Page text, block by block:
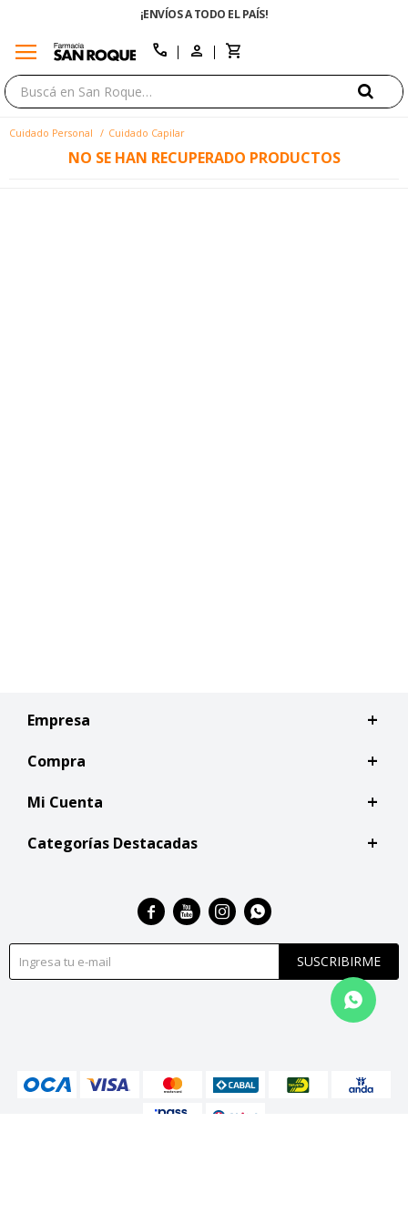
¡ENVÍOS A TODO EL PAÍS!
menu call
Cuidado Personal Cuidado Capilar
NO SE HAN RECUPERADO PRODUCTOS
Empresa
Compra
Mi Cuenta
Categorías Destacadas
SUSCRIBIRME
   
close